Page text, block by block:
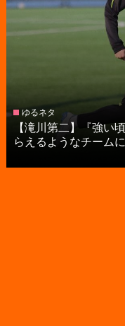
ゆるネタ
【滝川第二】『強い
らえるようなチーム